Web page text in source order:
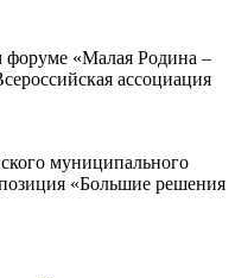
«Малая Родина –
ассоциация